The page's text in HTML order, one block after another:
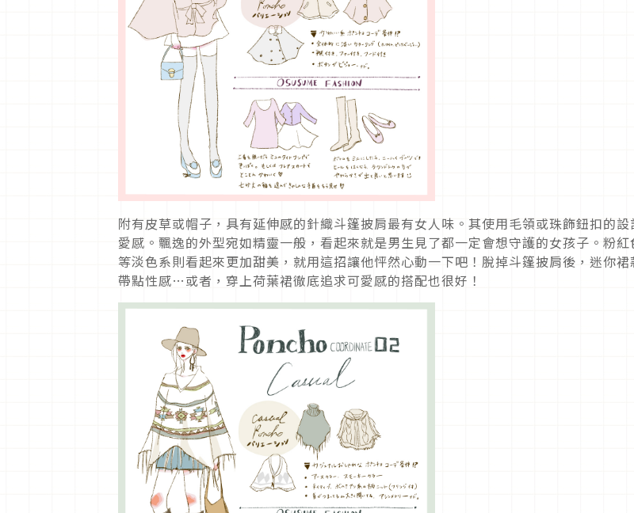
附有皮草或帽子，具有延伸感的針織斗篷披肩最有女人味。其使用毛領或珠飾鈕扣的
愛感。飄逸的外型宛如精靈一般，看起來就是男生見了都一定會想守護的女孩子。粉
等淡色系則看起來更加甜美，就用這招讓他怦然心動一下吧！脫掉斗篷披肩後，迷你
帶點性感…或者，穿上荷葉裙徹底追求可愛感的搭配也很好！